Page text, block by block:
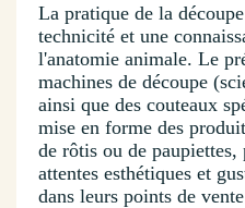
La pratique de la
technicité et une
l'anatomie animale. Le
machines de découpe
ainsi que des couteaux
mise en forme des
de rôtis ou de
attentes esthétiques et
dans leurs points de